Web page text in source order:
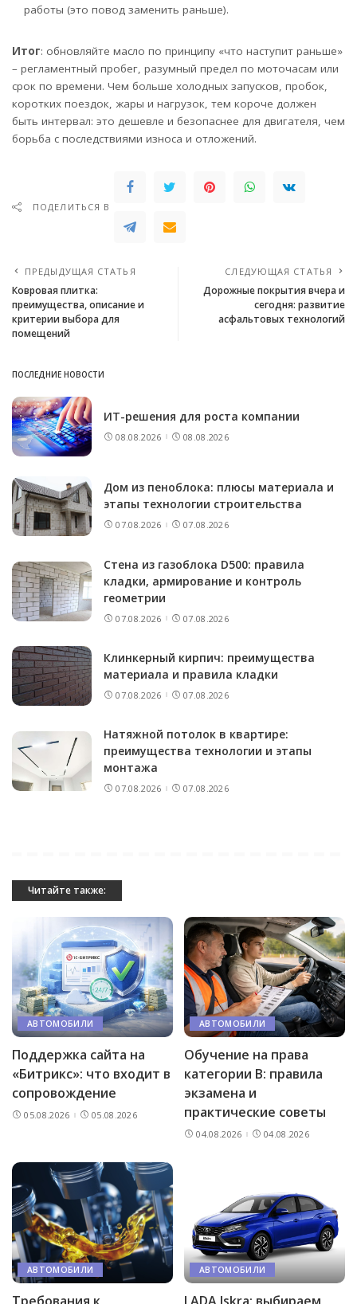
работы (это повод заменить раньше).
Итог: обновляйте масло по принципу «что наступит раньше»
– регламентный пробег, разумный предел по моточасам или
срок по времени. Чем больше холодных запусков, пробок,
коротких поездок, жары и нагрузок, тем короче должен
быть интервал: это дешевле и безопаснее для двигателя, чем
борьба с последствиями износа и отложений.
ПОДЕЛИТЬСЯ В
ПРЕДЫДУЩАЯ СТАТЬЯ
Ковровая плитка:
преимущества, описание и
критерии выбора для
помещений
СЛЕДУЮЩАЯ СТАТЬЯ
Дорожные покрытия вчера и
сегодня: развитие
асфальтовых технологий
ПОСЛЕДНИЕ НОВОСТИ
ИТ-решения для роста компании
08.08.2026 08.08.2026
Дом из пеноблока: плюсы материала и
этапы технологии строительства
07.08.2026 07.08.2026
Стена из газоблока D500: правила
кладки, армирование и контроль
геометрии
07.08.2026 07.08.2026
Клинкерный кирпич: преимущества
материала и правила кладки
07.08.2026 07.08.2026
Натяжной потолок в квартире:
преимущества технологии и этапы
монтажа
07.08.2026 07.08.2026
Читайте также:
АВТОМОБИЛИ
Поддержка сайта на
«Битрикс»: что входит в
сопровождение
05.08.2026 05.08.2026
АВТОМОБИЛИ
Обучение на права
категории B: правила
экзамена и
практические советы
04.08.2026 04.08.2026
АВТОМОБИЛИ АВТОМОБИЛИ